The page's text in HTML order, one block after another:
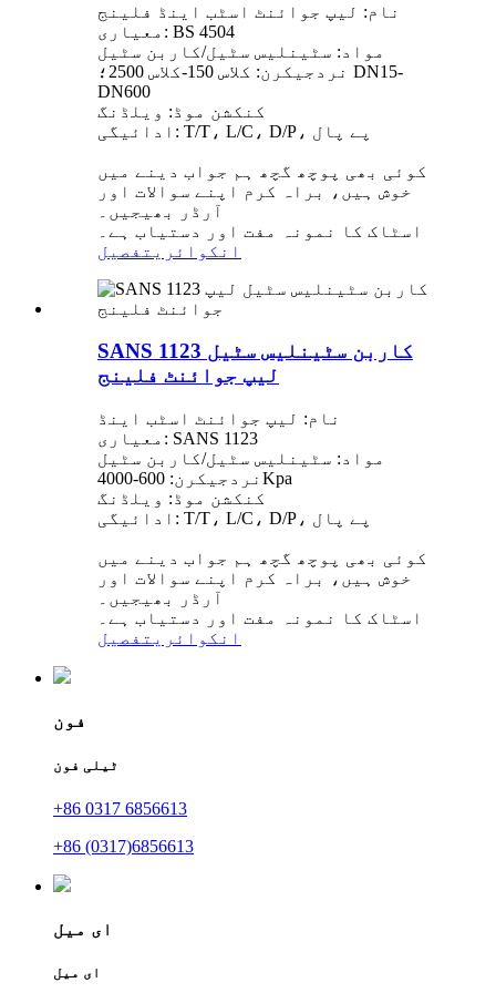
نام: لیپ جوائنٹ اسٹب اینڈ فلینج
معیاری: BS 4504
مواد: سٹینلیس سٹیل/کاربن سٹیل
نردجیکرن: کلاس 150-کلاس 2500؛ DN15-
DN600
کنکشن موڈ: ویلڈنگ
ادائیگی: T/T، L/C، D/P، پے پال
کوئی بھی پوچھ گچھ ہم جواب دینے میں
خوش ہیں، براہ کرم اپنے سوالات اور
آرڈر بھیجیں۔
اسٹاک کا نمونہ مفت اور دستیاب ہے۔
انکوائری تفصیل
SANS 1123 کاربن سٹینلیس سٹیل
لیپ جوائنٹ فلینج
نام: لیپ جوائنٹ اسٹب اینڈ
معیاری: SANS 1123
مواد: سٹینلیس سٹیل/کاربن سٹیل
نردجیکرن: 600-4000Kpa
کنکشن موڈ: ویلڈنگ
ادائیگی: T/T، L/C، D/P، پے پال
کوئی بھی پوچھ گچھ ہم جواب دینے میں
خوش ہیں، براہ کرم اپنے سوالات اور
آرڈر بھیجیں۔
اسٹاک کا نمونہ مفت اور دستیاب ہے۔
انکوائری تفصیل
فون
ٹیلی فون
+86 0317 6856613
+86 (0317)6856613
ای میل
ای میل